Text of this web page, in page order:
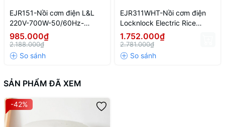
EJR151-Nồi cơm điện L&L
220V-700W-50/60Hz-
1.8L(5L)-Màu đen
985.000₫
2.188.000₫
EJR311WHT-Nồi cơm điện
Locknlock Electric Rice
Cooker 220-240V, 50/60Hz,
590W, 1.0L- Màu trắng
1.752.000₫
2.781.000₫
SẢN PHẨM ĐÃ XEM
-42%